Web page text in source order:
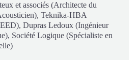
et associés (Architecte du
Teknika-HBA
Dupras Ledoux (Ingénieur
Société Logique (Spécialiste en